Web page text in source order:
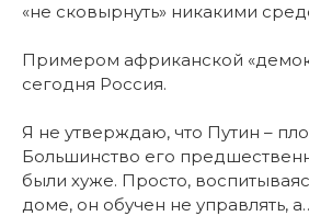
«не сковырнуть» никакими
Примером африканской
сегодня Россия.
Я не утверждаю, что Путин –
Большинство его
были хуже. Просто,
доме, он обучен не управлять,